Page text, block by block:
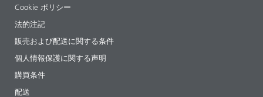
法令情報
添加剤ガイドアプリ
ビデオ
ダウンロード
Cookie ポリシー
法的注記
販売および配送に関する条件
個人情報保護に関する声明
購買条件
配送